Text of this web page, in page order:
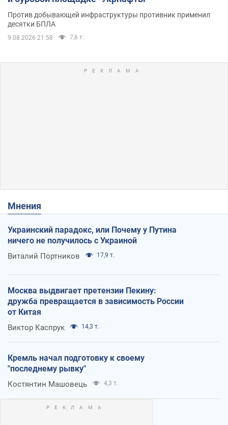
Против добывающей инфраструктуры противник применил
десятки БПЛА
9.08.2026 21:58 7,6 т.
Мнения
Украинский парадокс, или Почему у Путина
ничего не получилось с Украиной
Виталий Портников 17,9 т.
Москва выдвигает претензии Пекину:
дружба превращается в зависимость России
от Китая
Виктор Каспрук 14,3 т.
Кремль начал подготовку к своему
"последнему рывку"
Костянтин Машовець 4,3 т.